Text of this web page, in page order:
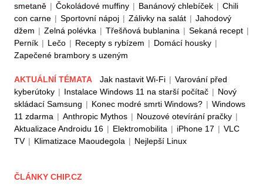
smetaně | Čokoládové muffiny | Banánový chlebíček | Chili
con carne | Sportovní nápoj | Zálivky na salát | Jahodový
džem | Zelná polévka | Třešňová bublanina | Sekaná recept |
Perník | Lečo | Recepty s rybízem | Domácí housky |
Zapečené brambory s uzeným
AKTUÁLNÍ TÉMATA Jak nastavit Wi-Fi | Varování před
kyberútoky | Instalace Windows 11 na starší počítač | Nový
skládací Samsung | Konec modré smrti Windows? | Windows
11 zdarma | Anthropic Mythos | Nouzové otevírání pračky |
Aktualizace Androidu 16 | Elektromobilita | iPhone 17 | VLC
TV | Klimatizace Maoudegola | Nejlepší Linux
ČLÁNKY CHIP.CZ